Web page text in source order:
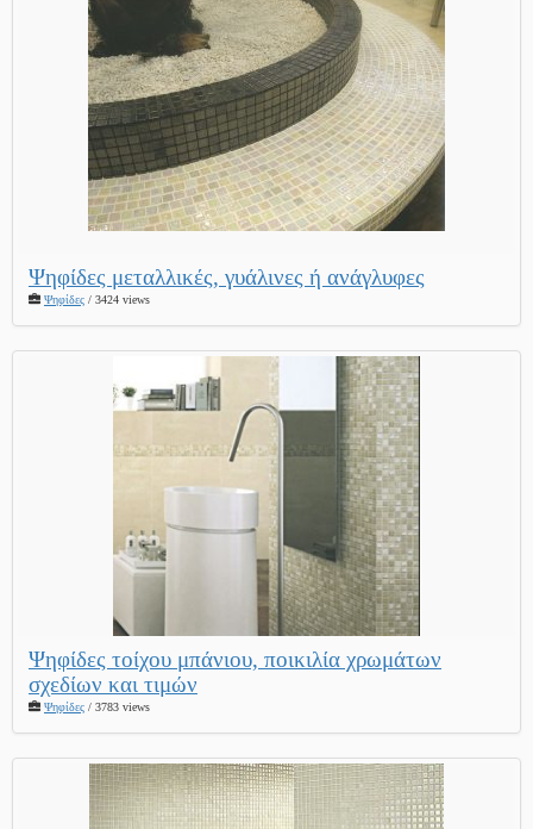
Ψηφίδες μεταλλικές, γυάλινες ή ανάγλυφες
Ψηφίδες / 3424 views
Ψηφίδες τοίχου μπάνιου, ποικιλία χρωμάτων
σχεδίων και τιμών
Ψηφίδες / 3783 views